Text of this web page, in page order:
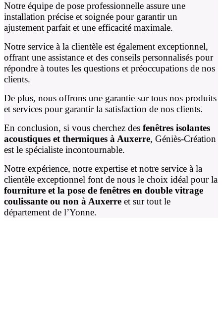
Notre équipe de pose professionnelle assure une
installation précise et soignée pour garantir un
ajustement parfait et une efficacité maximale.
Notre service à la clientèle est également exceptionnel,
offrant une assistance et des conseils personnalisés pour
répondre à toutes les questions et préoccupations de nos
clients.
De plus, nous offrons une garantie sur tous nos produits
et services pour garantir la satisfaction de nos clients.
En conclusion, si vous cherchez des fenêtres isolantes
acoustiques et thermiques à Auxerre, Géniès-Création
est le spécialiste incontournable.
Notre expérience, notre expertise et notre service à la
clientèle exceptionnel font de nous le choix idéal pour la
fourniture et la pose de fenêtres en double vitrage
coulissante ou non à Auxerre et sur tout le
département de l’Yonne.